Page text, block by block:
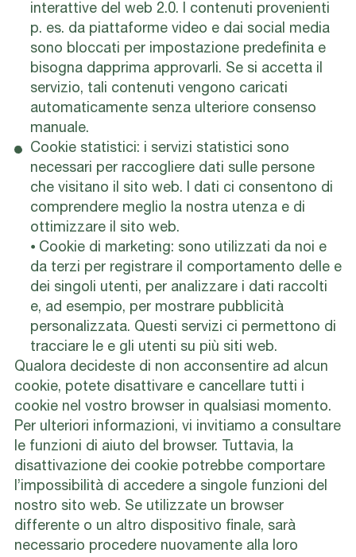
interattive del web 2.0. I contenuti provenienti
p. es. da piattaforme video e dai social media
sono bloccati per impostazione predefinita e
bisogna dapprima approvarli. Se si accetta il
servizio, tali contenuti vengono caricati
automaticamente senza ulteriore consenso
manuale.
Cookie statistici: i servizi statistici sono
necessari per raccogliere dati sulle persone
che visitano il sito web. I dati ci consentono di
comprendere meglio la nostra utenza e di
ottimizzare il sito web.
⦁ Cookie di marketing: sono utilizzati da noi e
da terzi per registrare il comportamento delle e
dei singoli utenti, per analizzare i dati raccolti
e, ad esempio, per mostrare pubblicità
personalizzata. Questi servizi ci permettono di
tracciare le e gli utenti su più siti web.
Qualora decideste di non acconsentire ad alcun
cookie, potete disattivare e cancellare tutti i
cookie nel vostro browser in qualsiasi momento.
Per ulteriori informazioni, vi invitiamo a consultare
le funzioni di aiuto del browser. Tuttavia, la
disattivazione dei cookie potrebbe comportare
l’impossibilità di accedere a singole funzioni del
nostro sito web. Se utilizzate un browser
differente o un altro dispositivo finale, sarà
necessario procedere nuovamente alla loro